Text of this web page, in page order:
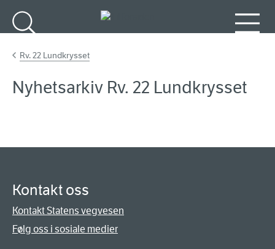
Rv. 22 Lundkrysset
Nyhetsarkiv Rv. 22 Lundkrysset
Kontakt oss
Kontakt Statens vegvesen
Følg oss i sosiale medier